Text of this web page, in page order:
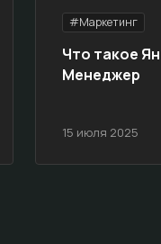
#Маркетинг
15 июля 2025
Что такое
Менеджер